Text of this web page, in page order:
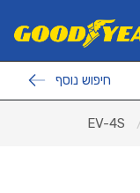
חיפוש נוסף
EV-4S